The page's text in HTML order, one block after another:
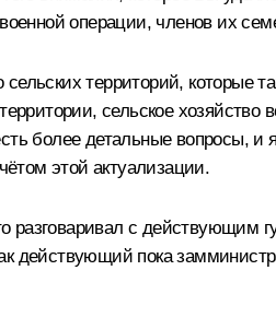
операции, членов их
сельских территорий,
сельское
более детальные вопросы,
этой актуализации.
с действующим
действующий пока